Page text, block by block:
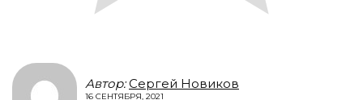
Автор: Сергей Новиков
16 СЕНТЯБРЯ, 2021